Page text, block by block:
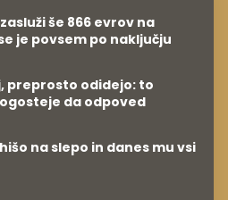
še 866 evrov na
je povsem po naključju
preprosto odidejo: to
da odpoved
na slepo in danes mu vsi